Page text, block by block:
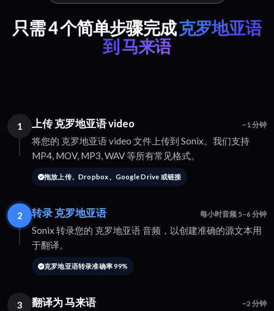
只需 4 个简单步骤完成克罗地亚语
到 马来语
1 上传 克罗地亚语 video ~1 分钟
将您的 克罗地亚语 video 文件上传到 Sonix。我们支持
MP4, MOV, MP3, WAV 等所有常见格式。
拖放上传、Dropbox、Google Drive 或链接
2 转录 克罗地亚语 每小时音频 5–6 分钟
Sonix 转录您的 克罗地亚语 音频，以创建准确的源文本用
于翻译。
克罗地亚语转录准确率 99%
3 翻译为 马来语 ~2 分钟